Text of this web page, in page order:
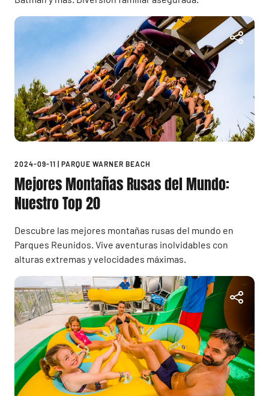
2024-09-11 | PARQUE WARNER BEACH
Mejores Montañas Rusas del Mundo:
Nuestro Top 20
Descubre las mejores montañas rusas del mundo en
Parques Reunidos. Vive aventuras inolvidables con
alturas extremas y velocidades máximas.